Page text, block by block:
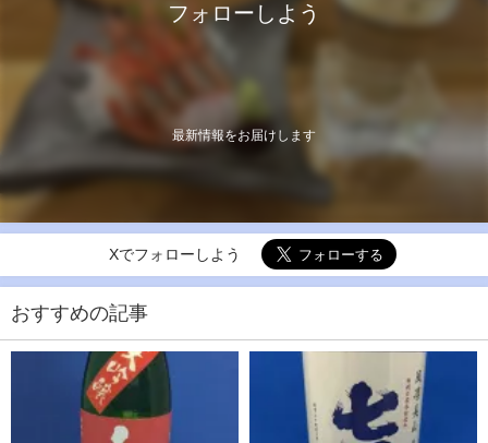
フォローしよう
最新情報をお届けします
Xでフォローしよう
おすすめの記事